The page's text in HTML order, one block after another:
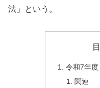
法」という。
令和7年
関連